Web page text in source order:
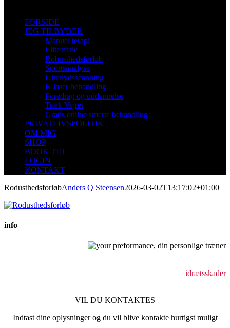
FORSIDE
JEG TILBYDER
Manuel terapi
Eliteaftale
Robusthedsforløb
Sportsanalyse
Ultralydsscanning
K laser behandling
Foredrag og uddannelse
Træk Vejret
Gratis online smerte behandling
PRIVATLIVSPOLITIK
OM MIG
SHOP
BOOK TID
LOGIN
KONTAKT
RodusthedsforløbAnders Q Steensen2026-03-02T13:17:02+01:00
info
idrætsskader
VIL DU KONTAKTES
Indtast dine oplysninger og du vil blive kontakte hurtigst muligt